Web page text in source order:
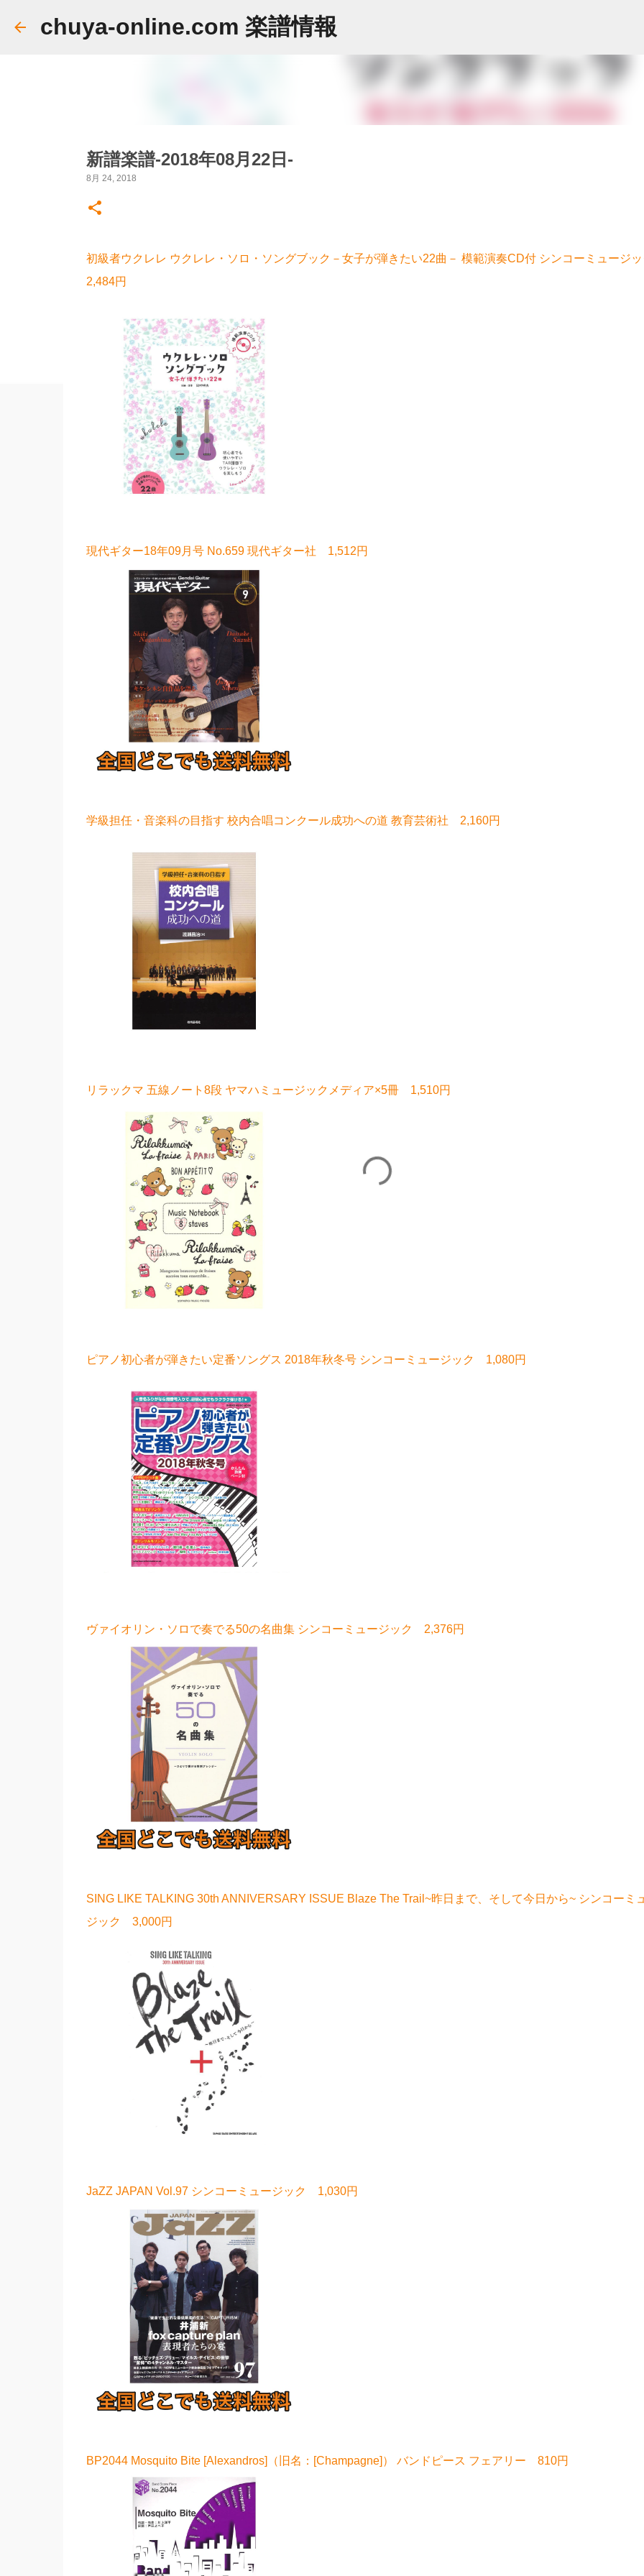
chuya-online.com 楽譜情報
新譜楽譜-2018年08月22日-
8月 24, 2018
初級者ウクレレ ウクレレ・ソロ・ソングブック－女子が弾きたい22曲－ 模範演奏CD付 シンコーミュー
2,484円
現代ギター18年09月号 No.659 現代ギター社 1,512円
学級担任・音楽科の目指す 校内合唱コンクール成功への道 教育芸術社 2,160円
リラックマ 五線ノート8段 ヤマハミュージックメディア×5冊 1,510円
ピアノ初心者が弾きたい定番ソングス 2018年秋冬号 シンコーミュージック 1,080円
ヴァイオリン・ソロで奏でる50の名曲集 シンコーミュージック 2,376円
SING LIKE TALKING 30th ANNIVERSARY ISSUE Blaze The Trail~昨日まで、そして今日から~ シンコーミ
ジック 3,000円
JaZZ JAPAN Vol.97 シンコーミュージック 1,030円
BP2044 Mosquito Bite [Alexandros]（旧名：[Champagne]） バンドピース フェアリー 810円